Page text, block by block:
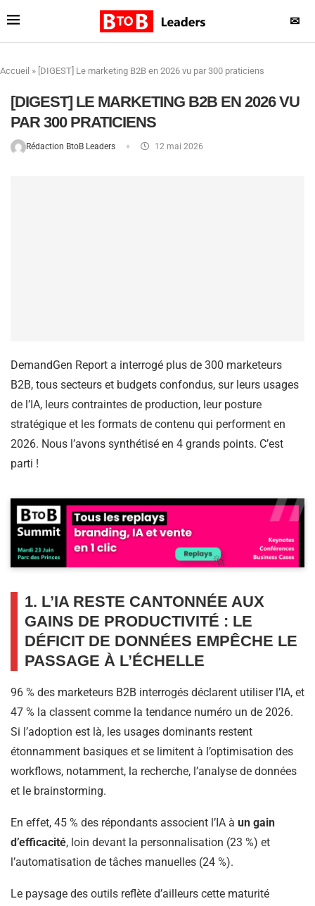
✉
Accueil » [DIGEST] Le marketing B2B en 2026 vu par 300 praticiens
[DIGEST] LE MARKETING B2B EN 2026 VU
PAR 300 PRATICIENS
Rédaction BtoB Leaders 12 mai 2026
DemandGen Report a interrogé plus de 300 marketeurs
B2B, tous secteurs et budgets confondus, sur leurs usages
de l’IA, leurs contraintes de production, leur posture
stratégique et les formats de contenu qui performent en
2026. Nous l’avons synthétisé en 4 grands points. C’est
parti !
1. L’IA RESTE CANTONNÉE AUX
GAINS DE PRODUCTIVITÉ : LE
DÉFICIT DE DONNÉES EMPÊCHE LE
PASSAGE À L’ÉCHELLE
96 % des marketeurs B2B interrogés déclarent utiliser l’IA, et
47 % la classent comme la tendance numéro un de 2026.
Si l’adoption est là, les usages dominants restent
étonnamment basiques et se limitent à l’optimisation des
workflows, notamment, la recherche, l’analyse de données
et le brainstorming.
En effet, 45 % des répondants associent l’IA à un gain
d’efficacité, loin devant la personnalisation (23 %) et
l’automatisation de tâches manuelles (24 %).
Le paysage des outils reflète d’ailleurs cette maturité